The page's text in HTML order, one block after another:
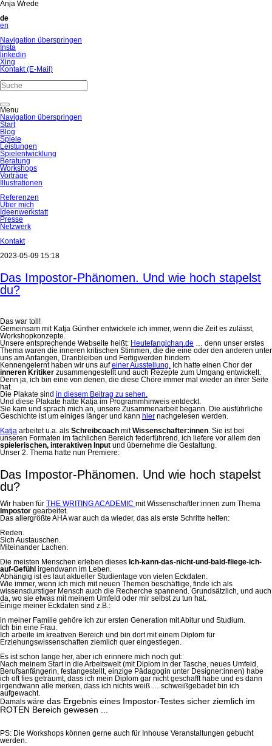
Anja Wrede
de
en
Navigation überspringen
Insta
linkedin
Xing
Kontakt (E-Mail)
Menu
Navigation überspringen
Start
Blog
Spiele
Leistungen
Spielentwicklung
Beratung
Workshops
Vorträge
Illustrationen
Referenzen
Über mich
Ideenwerkstatt
Presse
Netzwerk
Kontakt
2023-05-09 15:18
Das Impostor-Phänomen. Und wie hoch stapelst
du?
Das war toll!
Gemeinsam mit Katja Günther entwickele ich immer, wenn die Zeit es zulässt,
Workshopkonzepte.
Unsere entsprechende Webseite heißt: Heutefangichan.de … denn unser erstes
Thema waren die inneren kritischen Stimmen, die die eine oder den anderen unter
uns am Anfangen, Dranbleiben und Fertigwerden hindern.
Kennengelernt haben wir uns aufeiner Ausstellung. Ich hatte einen Chor der
inneren Kritiker zusammengestellt und auch Rezepte zum Umgang entwickelt.
Denn ja, ich bin eine von denen, die diese Chöre immer mal wieder an ihrer Seite
hat.
Die Plakate sind in diesem Beitrag zu sehen.
Und diese Plakate hatte Katja im Programmhinweis entdeckt.
Sie kam und sprach mich an, unsere Zusammenarbeit begann. Die ausführliche
Geschichte ist um einiges länger und kann hier nachgelesen werden.
Katja arbeitet u.a. als Schreibcoach mitWissenschafter:innen. Sie ist bei
unseren Formaten im fachlichen Bereich federführend, ich liefere vor allem den
spielerischen, interaktiven Input und übernehme die Gestaltung.
Unser 2. Thema hatte nun Premiere:
Das Impostor-Phänomen. Und wie hoch stapelst
du?
Wir haben für THE WRITING ACADEMIC mit Wissenschaftler:innen zum Thema
Impostor gearbeitet.
Das allergrößte AHA war auch da wieder, das als erste Schritte helfen:
Reden.
Sich Austauschen.
Miteinander Lachen.
Die meisten Menschen erleben dieses Ich-kann-das-nicht-und-bald-fliege-ich-
auf-Gefühl irgendwann im Leben.
Abhängig ist es laut aktueller Studienlage von vielen Eckdaten.
Wie immer, wenn ich mich mit neuen Themen beschäftige, finde ich als
wissensdurstiger Mensch auch die Recherche spannend. Grundsätzlich, und auch
da, wo sie etwas mit meinem Umfeld oder mir selbst zu tun hat.
Einige meiner Eckdaten sind z.B.:
in meiner Familie gehöre ich zur ersten Generation mit Abitur und Studium.
Ich bin eine Frau.
Ich arbeite im kreativen Bereich und bin dort mit einem Diplom für
Erziehungswissenschaften ziemlich quer eingestiegen.
Es ist schon lange her, aber ich erinnere mich noch gut:
Nach meinem Start in die Arbeitswelt (mit Diplom in der Tasche, neues Umfeld,
Berufsanfängerin, festangestellt, einzige Pädagogin unter Designer:innen) habe
ich oft fies geträumt, dass ich mein Diplom gar nicht geschafft habe und es dann
irgendwann alle merken, dass ich nichts weiß … schweißgebadet bin ich
aufgewacht.
Damals wäre das Ergebnis eines Impostor-Testes sicher ziemlich im
ROTEN Bereich gewesen ...
PS: Die Workshops können gerne auch für Inhouse Veranstaltungen gebucht
werden.